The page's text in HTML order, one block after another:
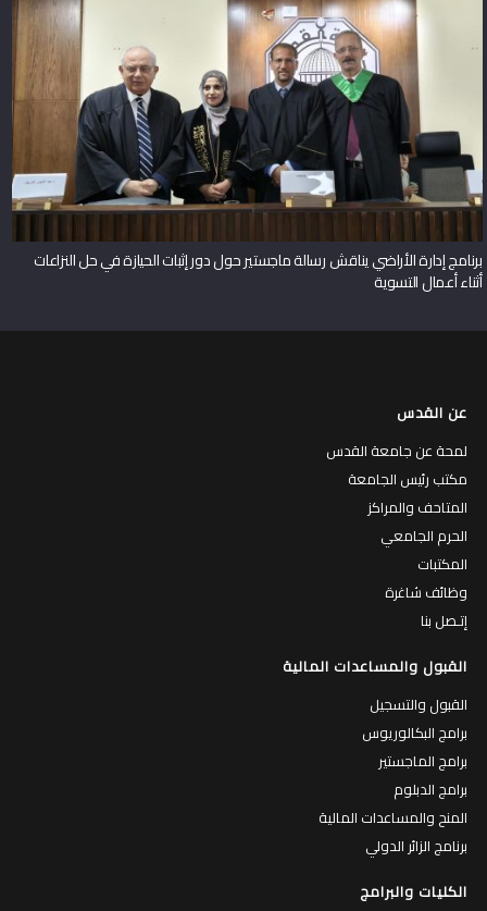
برنامج إدارة الأراضي يناقش رسالة ماجستير حول دور إثبات الحيازة في حل النزاعات
أثناء أعمال التسوية
عن القدس
لمحة عن جامعة القدس
مكتب رئيس الجامعة
المتاحف والمراكز
الحرم الجامعي
المكتبات
وظائف شاغرة
إتـصل بنا
القبول والمساعدات المالية
القبول والتسجيل
برامج البكالوريوس
برامج الماجستير
برامج الدبلوم
المنح والمساعدات المالية
برنامج الزائر الدولي
الكليات والبرامج